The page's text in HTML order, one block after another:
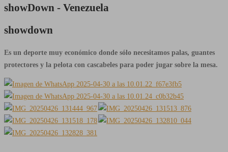
showDown - Venezuela
showdown
Es un deporte muy económico donde sólo necesitamos palas, guantes
protectores y la pelota con cascabeles para poder jugar sobre la mesa.